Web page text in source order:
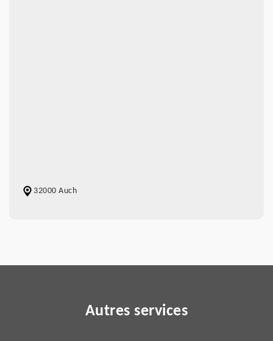
32000 Auch
Autres services